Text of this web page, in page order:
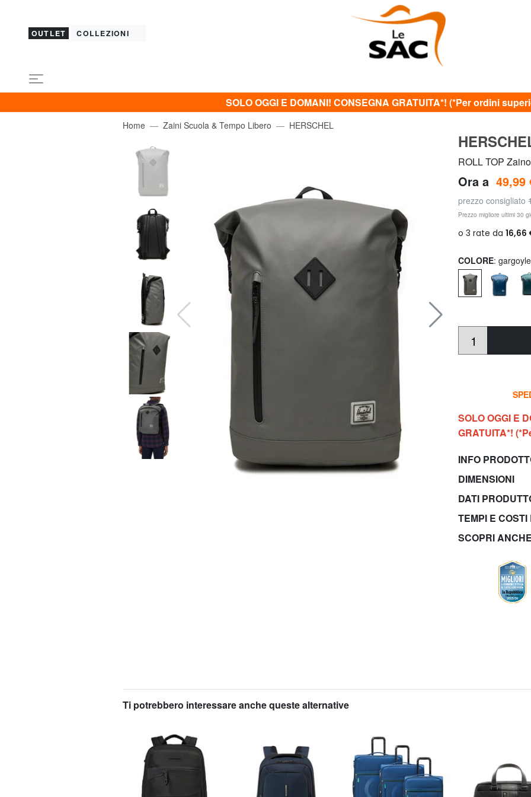
OUTLET COLLEZIONI
SOLO OGGI E DOMANI! CONSEGNA GRATUITA*! (*Per ordini
Home Zaini Scuola & Tempo Libero HERSCHEL
ROLL TOP
Ora a 49,99
prezzo consigliato
Prezzo migliore ultimi 30
COLORE: gargoyle
SOLO OGGI E
GRATUITA*!
INFO
DIMENSIONI
DATI
TEMPI E
SCOPRI
Ti potrebbero interessare anche queste alternative